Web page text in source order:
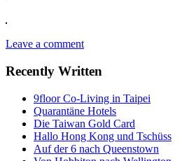
Leave a comment
Recently Written
9floor Co-Living in Taipei
Quarantäne Hotels
Die Taiwan Gold Card
Hallo Hong Kong und Tschüss
Auf der 6 nach Queenstown